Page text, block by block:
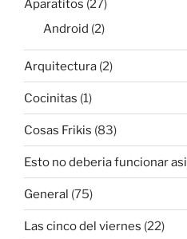
Aparatitos (27)
Android (2)
Arquitectura (2)
Cocinitas (1)
Cosas Frikis (83)
Esto no deberia funcionar asi
General (75)
Las cinco del viernes (22)